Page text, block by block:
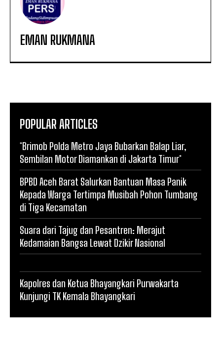
EMAN RUKMANA
POPULAR ARTICLES
*Brimob Polda Metro Jaya Bubarkan Balap Liar,
Sembilan Motor Diamankan di Jakarta Timur*
BPBD Aceh Barat Salurkan Bantuan Masa Panik
Kepada Warga Tertimpa Musibah Pohon Tumbang
di Tiga Kecamatan
Suara dari Tajug dan Pesantren: Merajut
Kedamaian Bangsa Lewat Dzikir Nasional
Kapolres dan Ketua Bhayangkari Purwakarta
Kunjungi TK Kemala Bhayangkari